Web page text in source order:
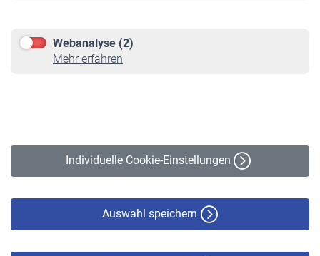
Webanalyse (2)
Mehr erfahren
Individuelle Cookie-Einstellungen
Auswahl speichern
Online-Rechner
VBLnewsletter
Erklärung zur Barrierefreiheit